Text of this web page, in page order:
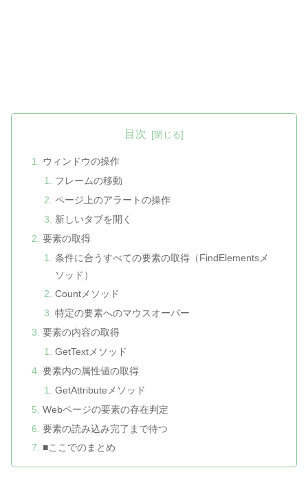
目次
ウィンドウの操作
フレームの移動
ページ上のアラートの操作
新しいタブを開く
要素の取得
条件に合うすべての要素の取得（FindElementsメ
ソッド）
Countメソッド
特定の要素へのマウスオーバー
要素の内容の取得
GetTextメソッド
要素内の属性値の取得
GetAttributeメソッド
Webページの要素の存在判定
要素の読み込み完了まで待つ
■ここでのまとめ